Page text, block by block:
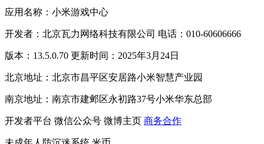
应用名称：小米游戏中心
开发者：北京瓦力网络科技有限公司 电话：010-60606666
版本：13.5.0.70 更新时间：2025年3月24日
北京地址：北京市昌平区安居路小米智慧产业园
南京地址：南京市建邺区永初路37号小米华东总部
开发者平台 微信公众号 微博主页 商务合作